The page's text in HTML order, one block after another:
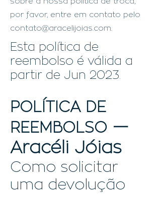
por favor, entre em contato pelo
contato@aracelijoias.com.
Esta política de
reembolso é válida a
partir de Jun 2023.
POLÍTICA DE
REEM BOLSO —
Aracéli Jóias
Como solicitar
uma devolução